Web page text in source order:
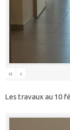
« ‹
Les travaux au 10